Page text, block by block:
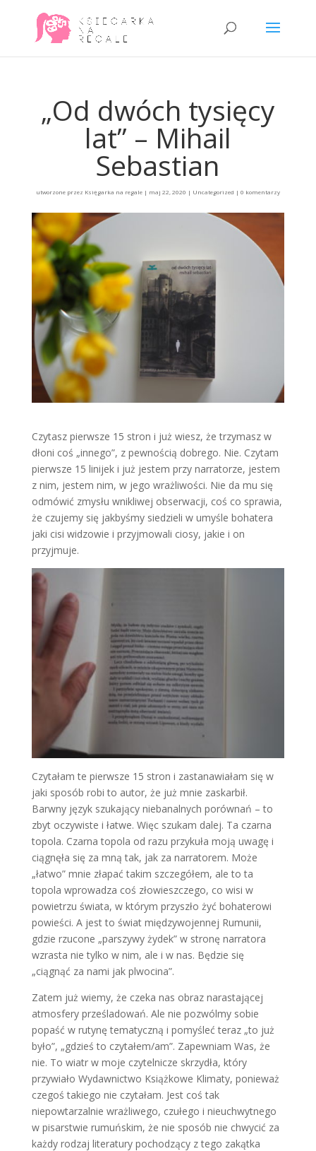
„Od dwóch tysięcy
lat” – Mihail
Sebastian
utworzone przez Księgarka na regale| maj 22, 2020 | Uncategorized | 0 komentarzy
Czytasz pierwsze 15 stron i już wiesz, że trzymasz w
dłoni coś „innego”, z pewnością dobrego. Nie. Czytam
pierwsze 15 linijek i już jestem przy narratorze, jestem
z nim, jestem nim, w jego wrażliwości. Nie da mu się
odmówić zmysłu wnikliwej obserwacji, coś co sprawia,
że czujemy się jakbyśmy siedzieli w umyśle bohatera
jaki cisi widzowie i przyjmowali ciosy, jakie i on
przyjmuje.
Czytałam te pierwsze 15 stron i zastanawiałam się w
jaki sposób robi to autor, że już mnie zaskarbił.
Barwny język szukający niebanalnych porównań – to
zbyt oczywiste i łatwe. Więc szukam dalej. Ta czarna
topola. Czarna topola od razu przykuła moją uwagę i
ciągnęła się za mną tak, jak za narratorem. Może
„łatwo” mnie złapać takim szczegółem, ale to ta
topola wprowadza coś złowieszczego, co wisi w
powietrzu świata, w którym przyszło żyć bohaterowi
powieści. A jest to świat międzywojennej Rumunii,
gdzie rzucone „parszywy żydek” w stronę narratora
wzrasta nie tylko w nim, ale i w nas. Będzie się
„ciągnąć za nami jak plwocina”.
Zatem już wiemy, że czeka nas obraz narastającej
atmosfery prześladowań. Ale nie pozwólmy sobie
popaść w rutynę tematyczną i pomyśleć teraz „to już
było”, „gdzieś to czytałem/am”. Zapewniam Was, że
nie. To wiatr w moje czytelnicze skrzydła, który
przywiało Wydawnictwo Książkowe Klimaty, ponieważ
czegoś takiego nie czytałam. Jest coś tak
niepowtarzalnie wrażliwego, czułego i nieuchwytnego
w pisarstwie rumuńskim, że nie sposób nie chwycić za
każdy rodzaj literatury pochodzący z tego zakątka